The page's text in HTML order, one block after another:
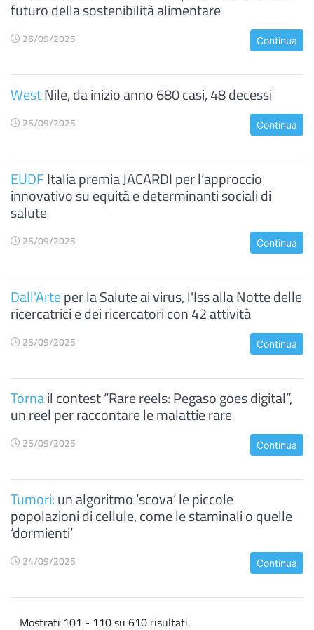
futuro della sostenibilità alimentare
26/09/2025 Continua
WestNile, da inizio anno 680 casi, 48 decessi
25/09/2025 Continua
EUDFItalia premia JACARDI per l’approccio
innovativo su equità e determinanti sociali di
salute
25/09/2025 Continua
Dall'Arteper la Salute ai virus, l'Iss alla Notte delle
ricercatrici e dei ricercatori con 42 attività
25/09/2025 Continua
Tornail contest “Rare reels: Pegaso goes digital”,
un reel per raccontare le malattie rare
25/09/2025 Continua
Tumori:un algoritmo ‘scova’ le piccole
popolazioni di cellule, come le staminali o quelle
‘dormienti’
24/09/2025 Continua
Mostrati 101 - 110 su 610 risultati.